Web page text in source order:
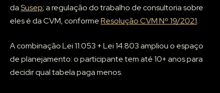
daSusep; a regulação do trabalho de consultoria sobre
eles é da CVM, conformeResolução CVM Nº 19/2021.
A combinação Lei 11.053 + Lei 14.803 ampliou o espaço
de planejamento: o participante tem até 10+ anos para
decidir qual tabela paga menos.